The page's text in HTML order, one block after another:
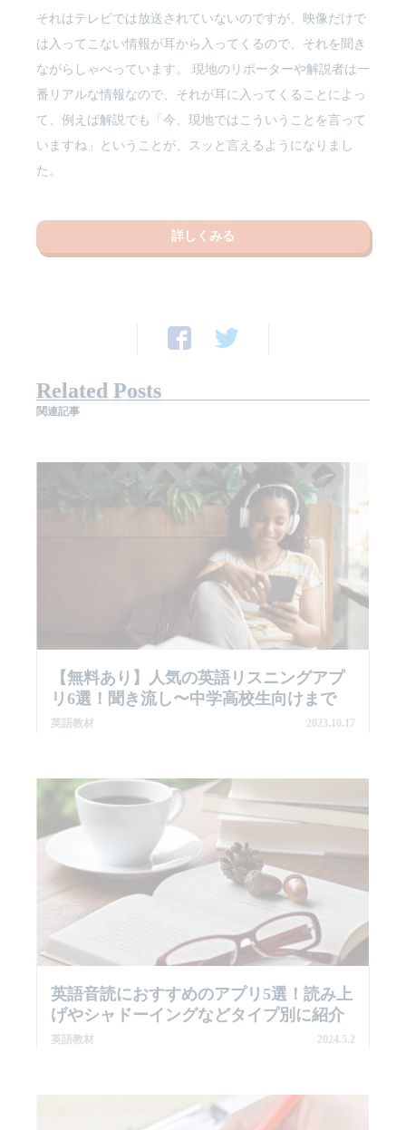
それはテレビでは放送されていないのですが、映像だけで
は入ってこない情報が耳から入ってくるので、それを聞き
ながらしゃべっています。 現地のリポーターや解説者は一
番リアルな情報なので、それが耳に入ってくることによっ
て、例えば解説でも「今、現地ではこういうことを言って
いますね」ということが、スッと言えるようになりまし
た。
詳しくみる
Related Posts
関連記事
【無料あり】人気の英語リスニングアプ
リ6選！聞き流し〜中学高校生向けまで
英語教材 2023.10.17
英語音読におすすめのアプリ5選！読み上
げやシャドーイングなどタイプ別に紹介
英語教材 2024.5.2